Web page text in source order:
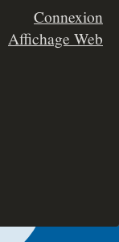
Connexion
Affichage Web